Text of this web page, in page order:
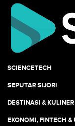
SCIENCETECH
SEPUTAR SIJORI
DESTINASI & KULINER
EKONOMI, FINTECH &